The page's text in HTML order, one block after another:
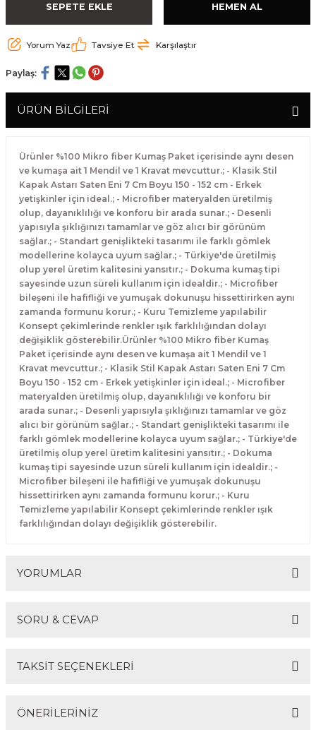
SEPETE EKLE HEMEN AL
Yorum Yaz Tavsiye Et Karşılaştır
Paylaş:
ÜRÜN BİLGİLERİ
Ürünler %100 Mikro fiber Kumaş Paket içerisinde aynı desen
ve kumaşa ait 1 Mendil ve 1 Kravat mevcuttur.; - Klasik Stil
Kapak Astarı Saten Eni 7 Cm Boyu 150 - 152 cm - Erkek
yetişkinler için ideal.; - Microfiber materyalden üretilmiş
olup, dayanıklılığı ve konforu bir arada sunar.; - Desenli
yapısıyla şıklığınızı tamamlar ve göz alıcı bir görünüm
sağlar.; - Standart genişlikteki tasarımı ile farklı gömlek
modellerine kolayca uyum sağlar.; - Türkiye'de üretilmiş
olup yerel üretim kalitesini yansıtır.; - Dokuma kumaş tipi
sayesinde uzun süreli kullanım için idealdir.; - Microfiber
bileşeni ile hafifliği ve yumuşak dokunuşu hissettirirken aynı
zamanda formunu korur.; - Kuru Temizleme yapılabilir
Konsept çekimlerinde renkler ışık farklılığından dolayı
değişiklik gösterebilir.Ürünler %100 Mikro fiber Kumaş
Paket içerisinde aynı desen ve kumaşa ait 1 Mendil ve 1
Kravat mevcuttur.; - Klasik Stil Kapak Astarı Saten Eni 7 Cm
Boyu 150 - 152 cm - Erkek yetişkinler için ideal.; - Microfiber
materyalden üretilmiş olup, dayanıklılığı ve konforu bir
arada sunar.; - Desenli yapısıyla şıklığınızı tamamlar ve göz
alıcı bir görünüm sağlar.; - Standart genişlikteki tasarımı ile
farklı gömlek modellerine kolayca uyum sağlar.; - Türkiye'de
üretilmiş olup yerel üretim kalitesini yansıtır.; - Dokuma
kumaş tipi sayesinde uzun süreli kullanım için idealdir.; -
Microfiber bileşeni ile hafifliği ve yumuşak dokunuşu
hissettirirken aynı zamanda formunu korur.; - Kuru
Temizleme yapılabilir Konsept çekimlerinde renkler ışık
farklılığından dolayı değişiklik gösterebilir.
YORUMLAR
SORU & CEVAP
TAKSİT SEÇENEKLERİ
ÖNERİLERİNİZ